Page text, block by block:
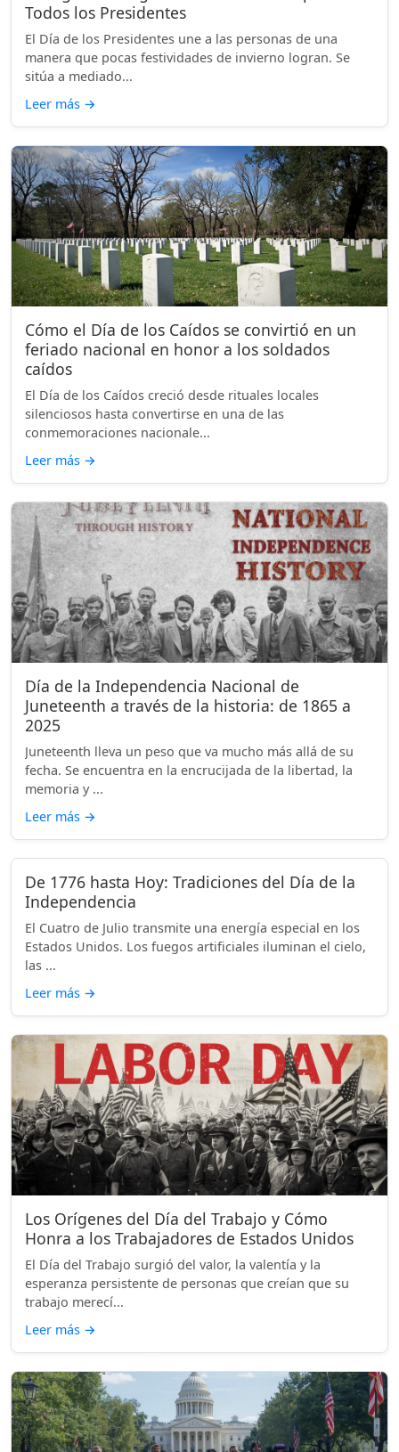
Todos los Presidentes
El Día de los Presidentes une a las personas de una
manera que pocas festividades de invierno logran. Se
sitúa a mediado...
Leer más →
Cómo el Día de los Caídos se convirtió en un
feriado nacional en honor a los soldados
caídos
El Día de los Caídos creció desde rituales locales
silenciosos hasta convertirse en una de las
conmemoraciones nacionale...
Leer más →
Día de la Independencia Nacional de
Juneteenth a través de la historia: de 1865 a
2025
Juneteenth lleva un peso que va mucho más allá de su
fecha. Se encuentra en la encrucijada de la libertad, la
memoria y ...
Leer más →
De 1776 hasta Hoy: Tradiciones del Día de la
Independencia
El Cuatro de Julio transmite una energía especial en los
Estados Unidos. Los fuegos artificiales iluminan el cielo,
las ...
Leer más →
Los Orígenes del Día del Trabajo y Cómo
Honra a los Trabajadores de Estados Unidos
El Día del Trabajo surgió del valor, la valentía y la
esperanza persistente de personas que creían que su
trabajo merecí...
Leer más →